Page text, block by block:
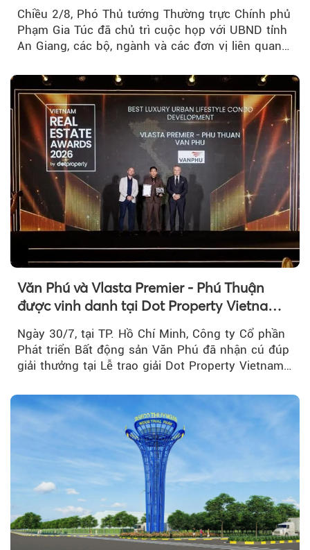
Chiều 2/8, Phó Thủ tướng Thường trực Chính phủ
Phạm Gia Túc đã chủ trì cuộc họp với UBND tỉnh
An Giang, các bộ, ngành và các đơn vị liên quan
Văn Phú và Vlasta Premier - Phú Thuận
được vinh danh tại Dot Property Vietnam
Real Estate Awards 2026
Ngày 30/7, tại TP. Hồ Chí Minh, Công ty Cổ phần
Phát triển Bất động sản Văn Phú đã nhận cú đúp
giải thưởng tại Lễ trao giải Dot Property Vietnam